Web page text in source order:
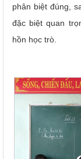
phân biệt đúng,
đặc biệt quan
hồn học trò.